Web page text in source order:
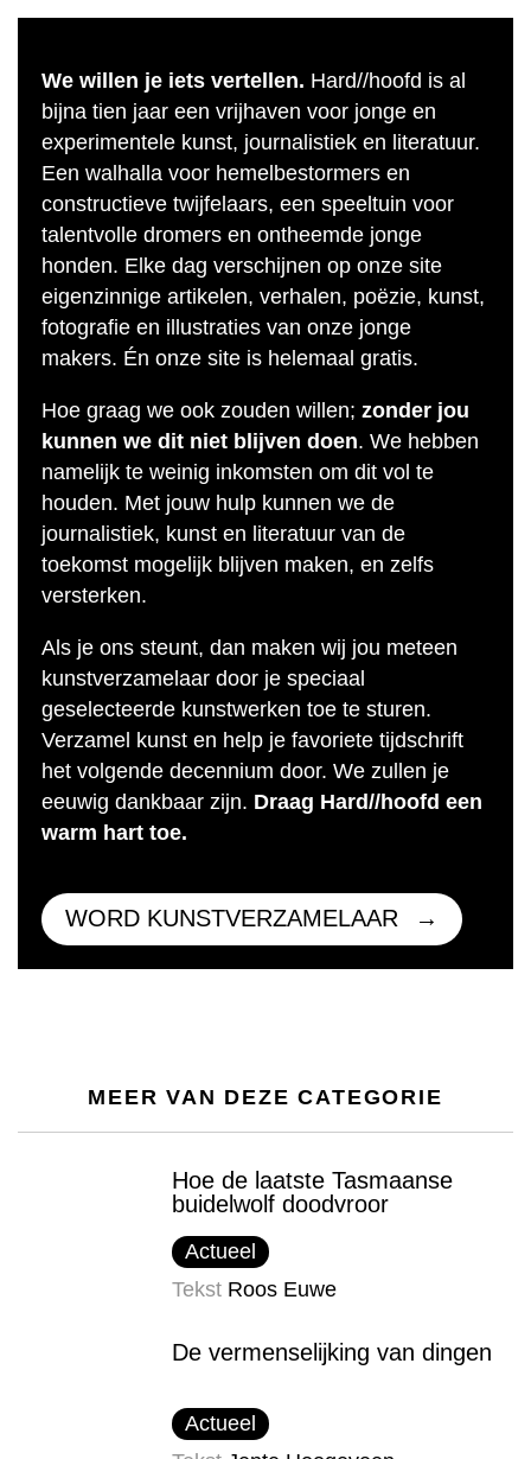
We willen je iets vertellen. Hard//hoofd is al
bijna tien jaar een vrijhaven voor jonge en
experimentele kunst, journalistiek en literatuur.
Een walhalla voor hemelbestormers en
constructieve twijfelaars, een speeltuin voor
talentvolle dromers en ontheemde jonge
honden. Elke dag verschijnen op onze site
eigenzinnige artikelen, verhalen, poëzie, kunst,
fotografie en illustraties van onze jonge
makers. Én onze site is helemaal gratis.
Hoe graag we ook zouden willen; zonder jou
kunnen we dit niet blijven doen. We hebben
namelijk te weinig inkomsten om dit vol te
houden. Met jouw hulp kunnen we de
journalistiek, kunst en literatuur van de
toekomst mogelijk blijven maken, en zelfs
versterken.
Als je ons steunt, dan maken wij jou meteen
kunstverzamelaar door je speciaal
geselecteerde kunstwerken toe te sturen.
Verzamel kunst en help je favoriete tijdschrift
het volgende decennium door. We zullen je
eeuwig dankbaar zijn. Draag Hard//hoofd een
warm hart toe.
WORD KUNSTVERZAMELAAR
MEER VAN DEZE CATEGORIE
Hoe de laatste Tasmaanse
buidelwolf doodvroor
Actueel
Tekst Roos Euwe
De vermenselijking van dingen
Actueel